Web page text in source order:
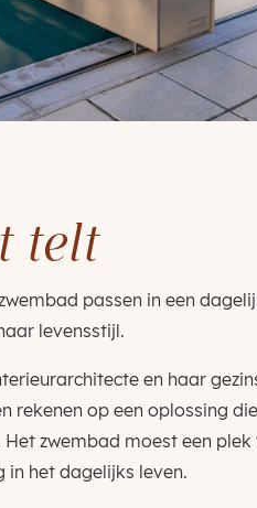
telt
passen in een
levensstijl.
en haar
rekenen op een oplossing die
Het zwembad moest een
in het dagelijks leven.